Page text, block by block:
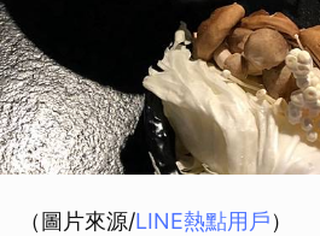
（圖片來源/LINE熱點用戶）